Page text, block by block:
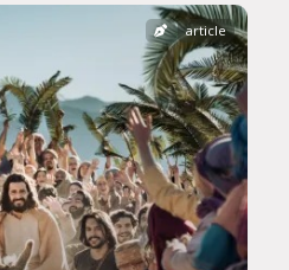
article